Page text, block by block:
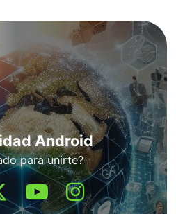
Android
para unirte?